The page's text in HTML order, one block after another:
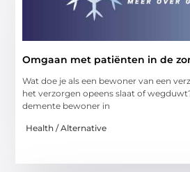
Omgaan met patiënten in de
Wat doe je als een bewoner van een
het verzorgen opeens slaat of
demente bewoner in
Health / Alternative